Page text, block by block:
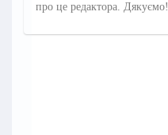
про це редактора. Дякуємо!